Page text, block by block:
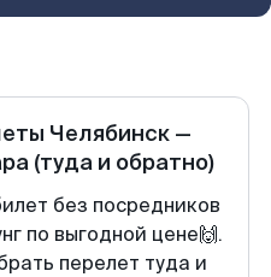
Челябинск—
(туда и обратно)
без посредников
по выгодной цене🙌.
перелет туда и